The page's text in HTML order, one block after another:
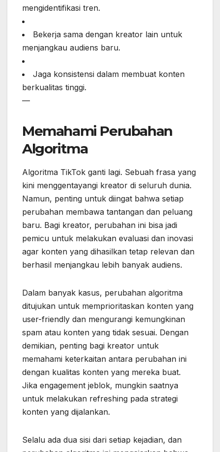
mengidentifikasi tren.
Bekerja sama dengan kreator lain untuk
menjangkau audiens baru.
Jaga konsistensi dalam membuat konten
berkualitas tinggi.
—
Memahami Perubahan
Algoritma
Algoritma TikTok ganti lagi. Sebuah frasa yang
kini menggentayangi kreator di seluruh dunia.
Namun, penting untuk diingat bahwa setiap
perubahan membawa tantangan dan peluang
baru. Bagi kreator, perubahan ini bisa jadi
pemicu untuk melakukan evaluasi dan inovasi
agar konten yang dihasilkan tetap relevan dan
berhasil menjangkau lebih banyak audiens.
Dalam banyak kasus, perubahan algoritma
ditujukan untuk memprioritaskan konten yang
user-friendly dan mengurangi kemungkinan
spam atau konten yang tidak sesuai. Dengan
demikian, penting bagi kreator untuk
memahami keterkaitan antara perubahan ini
dengan kualitas konten yang mereka buat.
Jika engagement jeblok, mungkin saatnya
untuk melakukan refreshing pada strategi
konten yang dijalankan.
Selalu ada dua sisi dari setiap kejadian, dan